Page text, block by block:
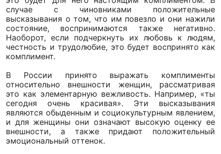
случае с чиновниками положительные
высказывания о том, что им повезло и они нажили
состояние, воспринимаются также негативно.
Наоборот, если подчеркнуть их любовь к людям,
честность и трудолюбие, это будет воспринято как
комплимент.
В России принято выражать комплименты
относительно внешности женщин, рассматривая
это как элементарную вежливость. Например, «ты
сегодня очень красивая». Эти высказывания
являются обыденным и социокультурным явлением,
и для женщины они означают высокую оценку ее
внешности, а также придают положительный
эмоциональный оттенок.